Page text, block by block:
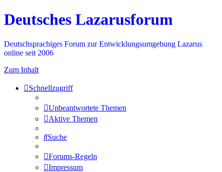
Deutsches Lazarusforum
Deutschsprachiges Forum zur Entwicklungsumgebung Lazarus
online seit 2006
Zum Inhalt
Schnellzugriff
Unbeantwortete Themen
Aktive Themen
Suche
Forums-Regeln
Impressum